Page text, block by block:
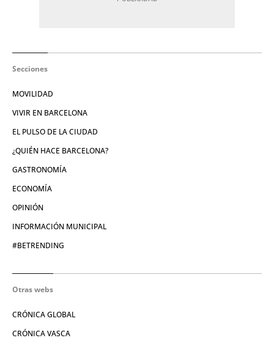
Secciones
MOVILIDAD
VIVIR EN BARCELONA
EL PULSO DE LA CIUDAD
¿QUIÉN HACE BARCELONA?
GASTRONOMÍA
ECONOMÍA
OPINIÓN
INFORMACIÓN MUNICIPAL
#BETRENDING
Otras webs
CRÓNICA GLOBAL
CRÓNICA VASCA